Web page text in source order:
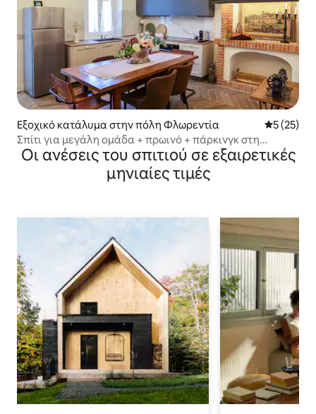
Εξοχικό κατάλυμα στην πόλη Φλωρεντία Μέση
5 (25)
Σπίτι για μεγάλη ομάδα + πρωινό + πάρκινγκ στη
Φλωρεντία
Οι ανέσεις του σπιτιού σε εξαιρετικές
μηνιαίες τιμές